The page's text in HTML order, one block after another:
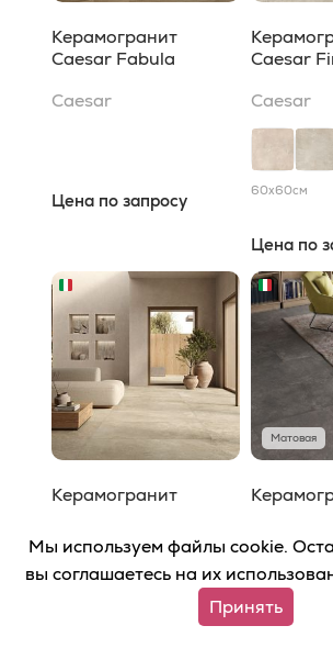
Керамогранит
Caesar Fabula
Caesar
Цена по запросу
Caesar
Caesar
60x60см
Цена по
Керамогранит
Caesar
25
Матовая
Caesar
Мы используем файлы cookie.
вы соглашаетесь на их
Принять